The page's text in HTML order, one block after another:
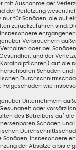
mit Ausnahme der
der Verletzung
für Schäden, die auf
zurückzuführen sind.
entgangenen
Verbrauchern
oder bei
Gesundheit und der
auf die
Schäden und
Folgeschäden wie
Unternehmern
Gesundheit oder
des Betreibers auf die
Schäden und
insbesondere
der Absätze a bis c